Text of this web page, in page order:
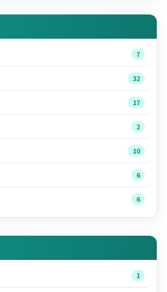
7
32
17
2
10
6
6
1